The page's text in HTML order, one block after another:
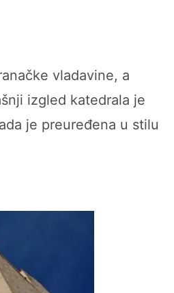
vladavine, a
izgled katedrala je
je preuređena u stilu